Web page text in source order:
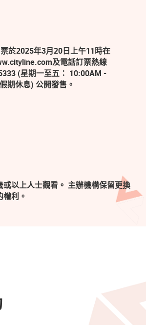
於2025年3月20日上午11時在
及電話訂票熱線
(星期一至五： 10:00AM -
期休息) 公開發售。
或以上人士觀看。 主辦機構保留更換
利。